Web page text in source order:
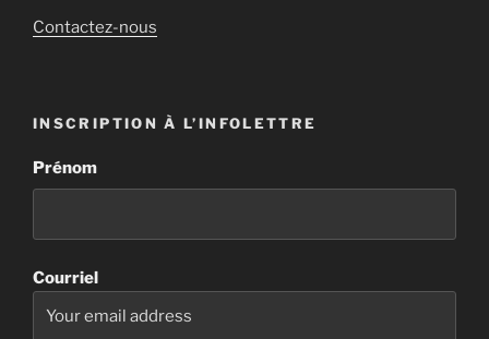
Contactez-nous
INSCRIPTION À L’INFOLETTRE
Prénom
Courriel